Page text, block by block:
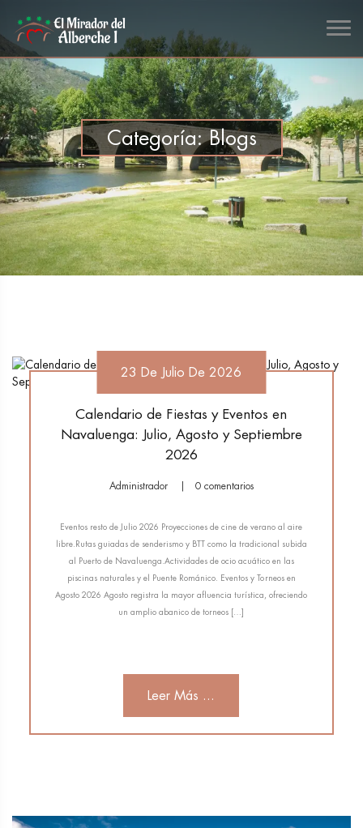
Categoría:Blogs
23 De Julio De 2026
Calendario de Fiestas y Eventos en
Navaluenga: Julio, Agosto y Septiembre
2026
Administrador 0 comentarios
Eventos resto de Julio 2026 Proyecciones de cine de verano al aire
libre.Rutas guiadas de senderismo y BTT como la tradicional subida
al Puerto de Navaluenga.Actividades de ocio acuático en las
piscinas naturales y el Puente Románico. Eventos y Torneos en
Agosto 2026 Agosto registra la mayor afluencia turística, ofreciendo
un amplio abanico de torneos […]
Leer Más ...